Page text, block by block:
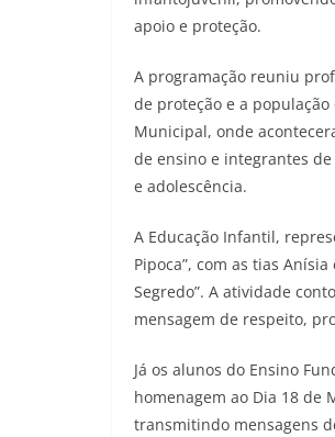
apoio e proteção.
A programação reuniu
de proteção e a
Municipal, onde
de ensino e integrantes
e adolescência.
A Educação Infantil,
Pipoca”, com as tias
Segredo”. A atividade
mensagem de respeito,
Já os alunos do Ensino
homenagem ao Dia 18 de
transmitindo mensagens